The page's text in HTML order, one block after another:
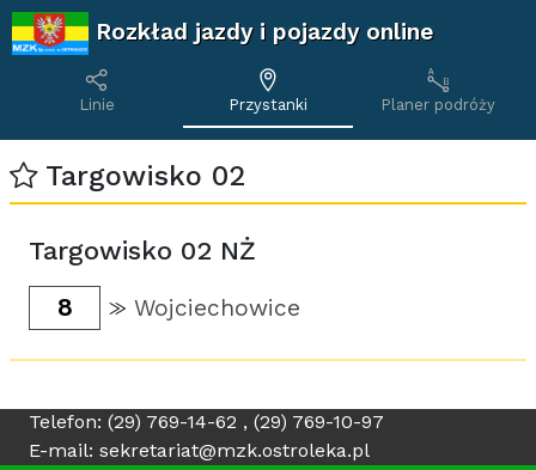
Rozkład jazdy i pojazdy online
Linie Przystanki Planer podróży
Targowisko 02
Targowisko 02 NŻ
8 Wojciechowice
Telefon: (29) 769-14-62 , (29) 769-10-97
E-mail: sekretariat@mzk.ostroleka.pl